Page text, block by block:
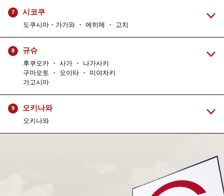
7 시코쿠
도쿠시마・가가와 ・ 에히메 ・ 고치
8 규슈
후쿠오카 ・ 사가 ・ 나가사키
구마모토 ・ 오이타 ・ 미야자키
가고시마
9 오키나와
오키나와